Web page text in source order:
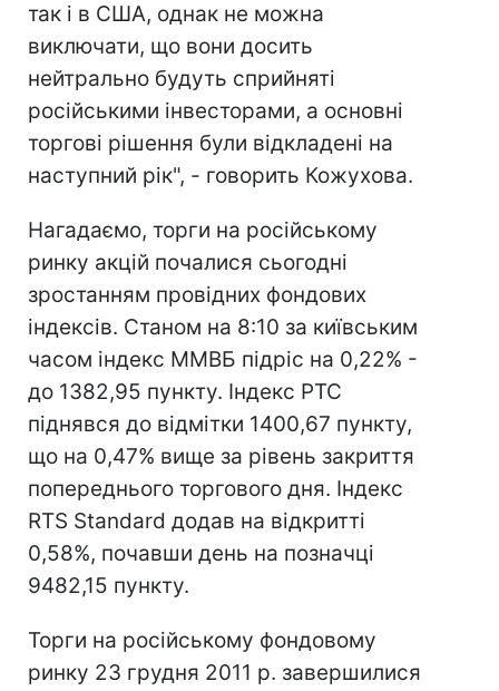
так і в США, однак не можна
виключати, що вони досить
нейтрально будуть сприйняті
російськими інвесторами, а основні
торгові рішення були відкладені на
наступний рік", - говорить Кожухова.
Нагадаємо, торги на російському
ринку акцій почалися сьогодні
зростанням провідних фондових
індексів. Станом на 8:10 за київським
часом індекс ММВБ підріс на 0,22% -
до 1382,95 пункту. Індекс РТС
піднявся до відмітки 1400,67 пункту,
що на 0,47% вище за рівень закриття
попереднього торгового дня. Індекс
RTS Standard додав на відкритті
0,58%, почавши день на позначці
9482,15 пункту.
Торги на російському фондовому
ринку 23 грудня 2011 р. завершилися